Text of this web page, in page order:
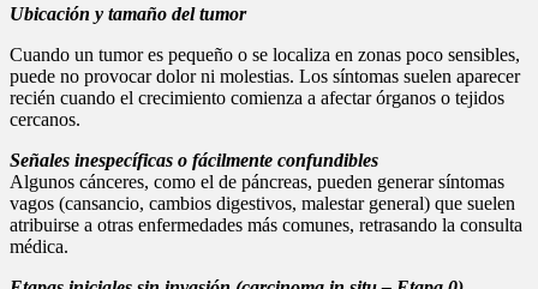
Ubicación y tamaño del tumor
Cuando un tumor es pequeño o se localiza en zonas poco sensibles,
puede no provocar dolor ni molestias. Los síntomas suelen aparecer
recién cuando el crecimiento comienza a afectar órganos o tejidos
cercanos.
Señales inespecíficas o fácilmente confundibles
Algunos cánceres, como el de páncreas, pueden generar síntomas
vagos (cansancio, cambios digestivos, malestar general) que suelen
atribuirse a otras enfermedades más comunes, retrasando la consulta
médica.